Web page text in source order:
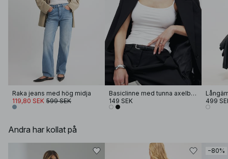
Raka jeans med hög midja
119,80 SEK 599 SEK
Basiclinne med tunna axelband
149 SEK
499
Andra har kollat på
−80%